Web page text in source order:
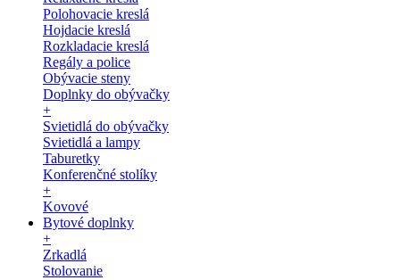
Polohovacie kreslá
Hojdacie kreslá
Rozkladacie kreslá
Regály a police
Obývacie steny
Doplnky do obývačky
+
Svietidlá do obývačky
Svietidlá a lampy
Taburetky
Konferenčné stolíky
+
Kovové
Bytové doplnky
+
Zrkadlá
Stolovanie